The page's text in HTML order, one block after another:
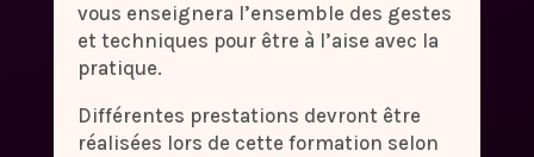
vous enseignera l’ensemble des gestes
et techniques pour être à l’aise avec la
pratique.
Différentes prestations devront être
réalisées lors de cette formation selon